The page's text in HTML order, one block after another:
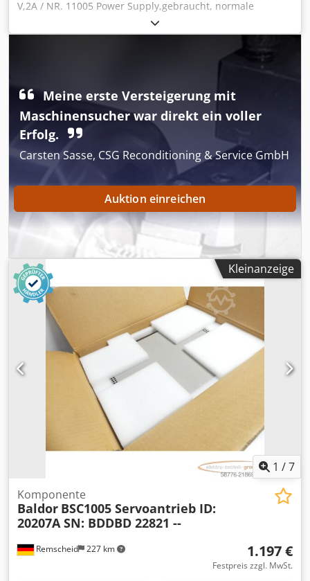
V,2A / NR. 11005 Power Supply,gebraucht, normale
Gebrauchsspuren, 100% funktionsfähig, Lieferumfang
gem. Fotos Dsdpfxoi Ec Imj Ab Tewa
Meine erste Versteigerung mit
Maschinensucher war direkt ein voller
Erfolg.
Carsten Sasse, CSG Reconditioning & Service GmbH
Auktion einreichen
Kleinanzeige
1 /7
Remscheid 227 km
Komponente
Baldor BSC1005 Servoantrieb ID:
20207A SN: BDDBD 22821 --
1.197 €
Festpreis zzgl. MwSt.